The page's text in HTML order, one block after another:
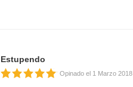
Estupendo
Opinado el 1 Marzo 2018